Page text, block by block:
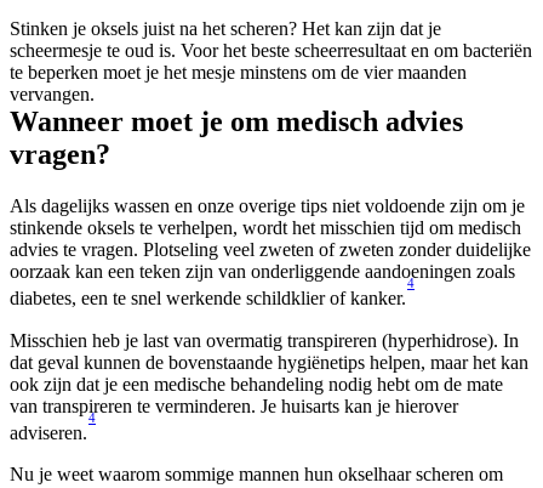
Stinken je oksels juist na het scheren? Het kan zijn dat je
scheermesje te oud is. Voor het beste scheerresultaat en om bacteriën
te beperken moet je het mesje minstens om de vier maanden
vervangen.
Wanneer moet je om medisch advies
vragen?
Als dagelijks wassen en onze overige tips niet voldoende zijn om je
stinkende oksels te verhelpen, wordt het misschien tijd om medisch
advies te vragen. Plotseling veel zweten of zweten zonder duidelijke
oorzaak kan een teken zijn van onderliggende aandoeningen zoals
diabetes, een te snel werkende schildklier of kanker.
4
Misschien heb je last van overmatig transpireren (hyperhidrose). In
dat geval kunnen de bovenstaande hygiënetips helpen, maar het kan
ook zijn dat je een medische behandeling nodig hebt om de mate
van transpireren te verminderen. Je huisarts kan je hierover
adviseren.
4
Nu je weet waarom sommige mannen hun okselhaar scheren om